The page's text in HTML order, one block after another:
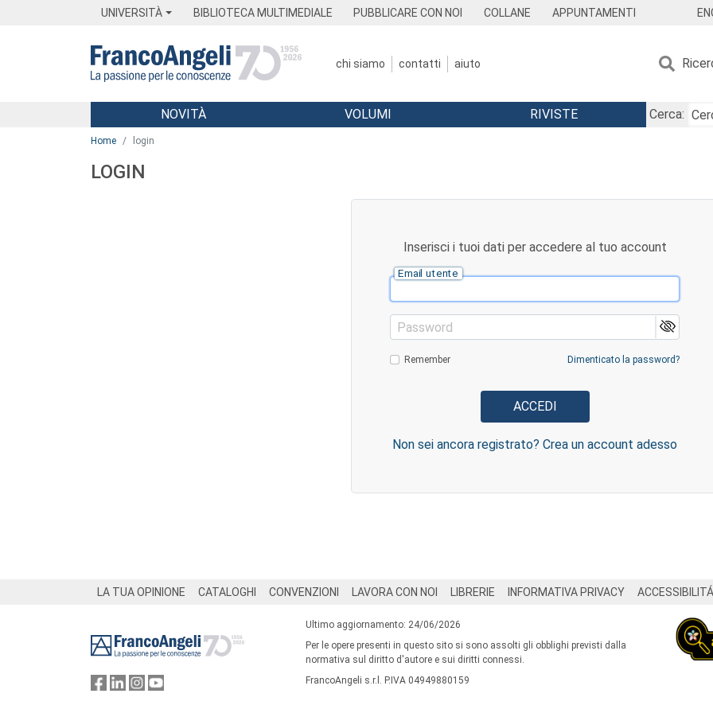
UNIVERSITÀ BIBLIOTECA MULTIMEDIALE PUBBLICARE CON NOI COLLANE APPUNTAMENTI
chi siamo contatti aiuto
Menu
NOVITÀ VOLUMI RIVISTE
Cerca:
Home login
LOGIN
Inserisci i tuoi dati per accedere al tuo account
Email utente
Password
Remember Dimenticato la password?
Non sei ancora registrato? Crea un account adesso
LA TUA OPINIONE CATALOGHI CONVENZIONI LAVORA CON NOI LIBRERIE INFORMATIVA PRIVACY ACCESSIBILITÁ
Ultimo aggiornamento: 24/06/2026
Per le opere presenti in questo sito si sono assolti gli obblighi previsti dalla
normativa sul diritto d'autore e sui diritti connessi.
FrancoAngeli s.r.l. P.IVA 04949880159